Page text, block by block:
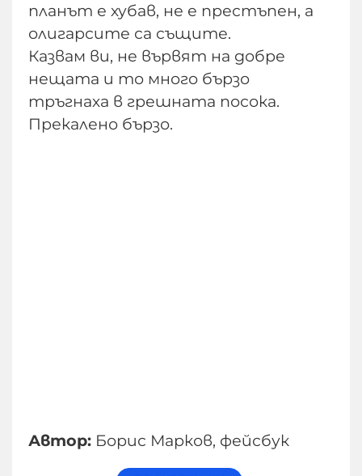
планът е хубав, не е престъпен, а
олигарсите са същите.
Казвам ви, не вървят на добре
нещата и то много бързо
тръгнаха в грешната посока.
Прекалено бързо.
Автор: Борис Марков, фейсбук